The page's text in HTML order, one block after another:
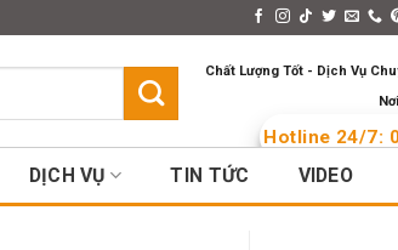
Chất Lượng Tốt - Dịch Vụ
Nơi
Hotline 24/7:
DỊCH VỤ TIN TỨC VIDEO